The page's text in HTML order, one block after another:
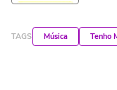
TAGS Música Tenho